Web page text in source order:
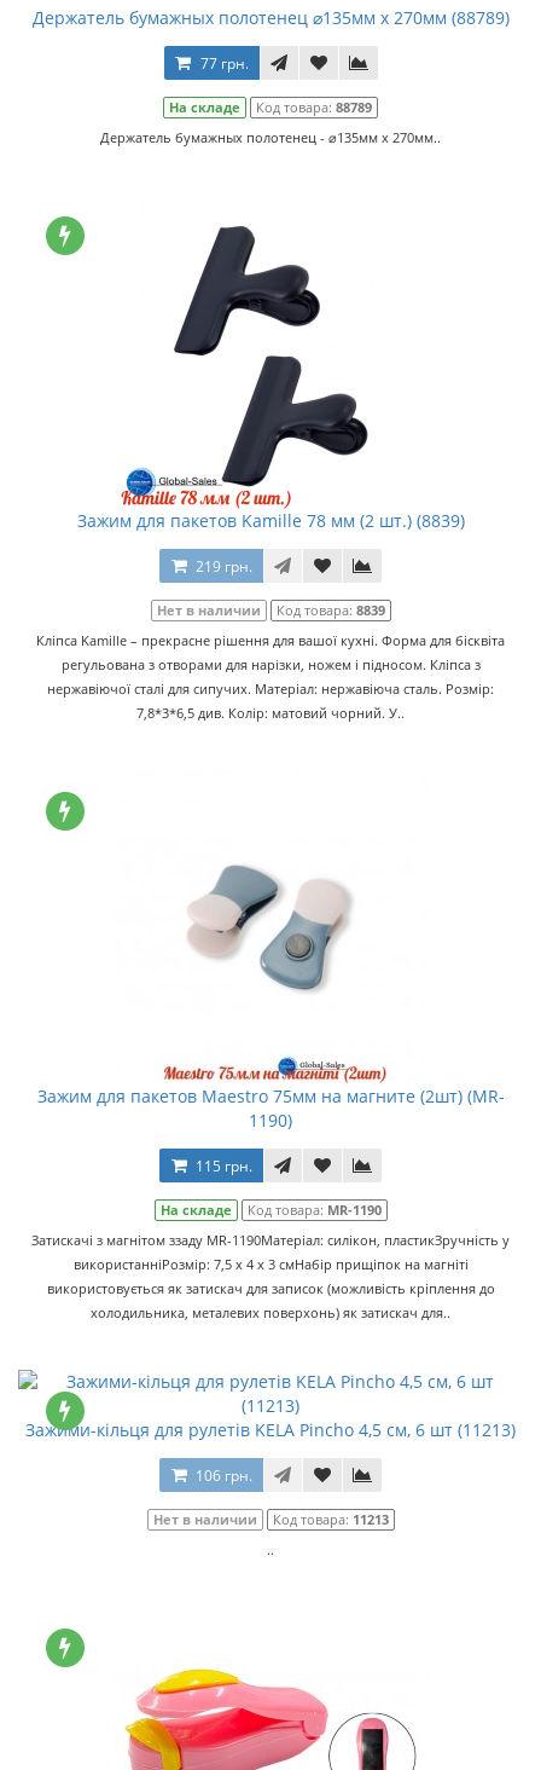
Держатель бумажных полотенец ⌀135мм х 270мм (88789)
77 грн.
На складе Код товара: 88789
Держатель бумажных полотенец - ⌀135мм х 270мм..
Зажим для пакетов Kamille 78 мм (2 шт.) (8839)
219 грн.
Нет в наличии Код товара: 8839
Кліпса Kamille – прекрасне рішення для вашої кухні. Форма для бісквіта
регульована з отворами для нарізки, ножем і підносом. Кліпса з
нержавіючої сталі для сипучих. Матеріал: нержавіюча сталь. Розмір:
7,8*3*6,5 див. Колір: матовий чорний. У..
Зажим для пакетов Maestro 75мм на магните (2шт) (MR-
1190)
115 грн.
На складе Код товара: MR-1190
Затискачі з магнітом ззаду MR-1190Матеріал: силікон, пластикЗручність у
використанніРозмір: 7,5 х 4 х 3 смНабір прищіпок на магніті
використовується як затискач для записок (можливість кріплення до
холодильника, металевих поверхонь) як затискач для..
Зажими-кільця для рулетів KELA Pincho 4,5 см, 6 шт (11213)
106 грн.
Нет в наличии Код товара: 11213
..